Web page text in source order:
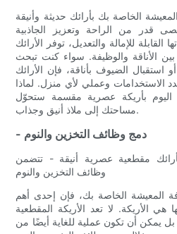
الخاصة بك بأرائك حديثة وأنيقة
قدر من الراحة وتعزيز الجاذبية
للإمالة والتعديل، توفر الأرائك
بين الأناقة والوظيفة. سواء كنت تبحث
الضيوف بأناقة، فإن الأرائك
الاستخدامات وعملي لأي منزل. لماذا
اليوم بأريكة عصرية مقسمة ستحوّل
مساحتك إلى ملاذ أنيق وجذاب.
- دمج وظائف التخزين والنوم
مقطعية عصرية أنيقة - تتضمن
وظائف التخزين والنوم
المعيشة الخاصة بك، فإن إحدى أهم
هي الأريكة. لا تعد الأريكة المقطعية
يمكن أن تكون عملية للغاية أيضًا من